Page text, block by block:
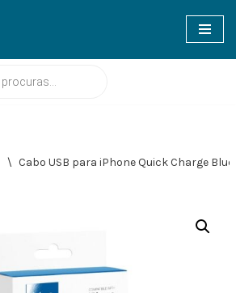
\ Cabo USB para iPhone Quick Charge